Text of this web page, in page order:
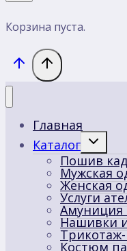
Корзина пуста.
Главная
Каталог
меню
Пошив
Мужская
Женская
Услуги
Амуниция
Нашивки
Костюм